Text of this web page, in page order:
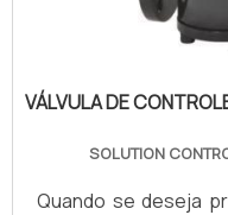
VÁLVULA DE
SOLUTION
Quando se deseja